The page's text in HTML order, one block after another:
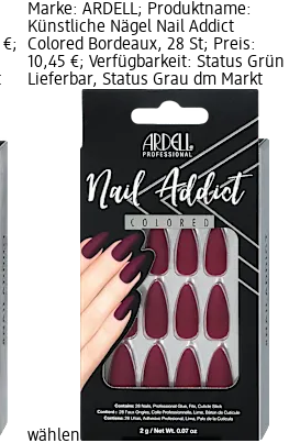
Marke: ARDELL; Produktname:
Künstliche Nägel Nail Addict
Colored Bordeaux, 28 St; Preis:
10,45 €; Verfügbarkeit: Status Grün
Lieferbar, Status Grau dm Markt
wählen